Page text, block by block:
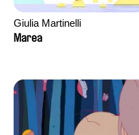
Giulia Martinelli
Marea